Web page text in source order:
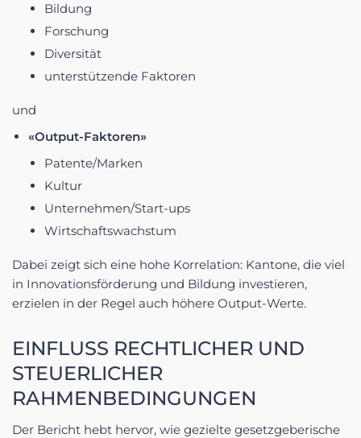
Bildung
Forschung
Diversität
unterstützende Faktoren
und
«Output-Faktoren»
Patente/Marken
Kultur
Unternehmen/Start-ups
Wirtschaftswachstum
Dabei zeigt sich eine hohe Korrelation: Kantone, die viel
in Innovationsförderung und Bildung investieren,
erzielen in der Regel auch höhere Output-Werte.
EINFLUSS RECHTLICHER UND
STEUERLICHER
RAHMENBEDINGUNGEN
Der Bericht hebt hervor, wie gezielte gesetzgeberische